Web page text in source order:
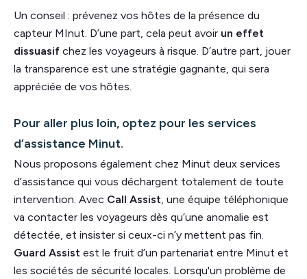
Un conseil : prévenez vos hôtes de la présence du
capteur MInut. D’une part, cela peut avoir un effet
dissuasif chez les voyageurs à risque. D’autre part, jouer
la transparence est une stratégie gagnante, qui sera
appréciée de vos hôtes.
Pour aller plus loin, optez pour les services
d’assistance Minut.
Nous proposons également chez Minut deux services
d’assistance qui vous déchargent totalement de toute
intervention. Avec Call Assist, une équipe téléphonique
va contacter les voyageurs dès qu’une anomalie est
détectée, et insister si ceux-ci n’y mettent pas fin.
Guard Assist est le fruit d’un partenariat entre Minut et
les sociétés de sécurité locales. Lorsqu'un problème de